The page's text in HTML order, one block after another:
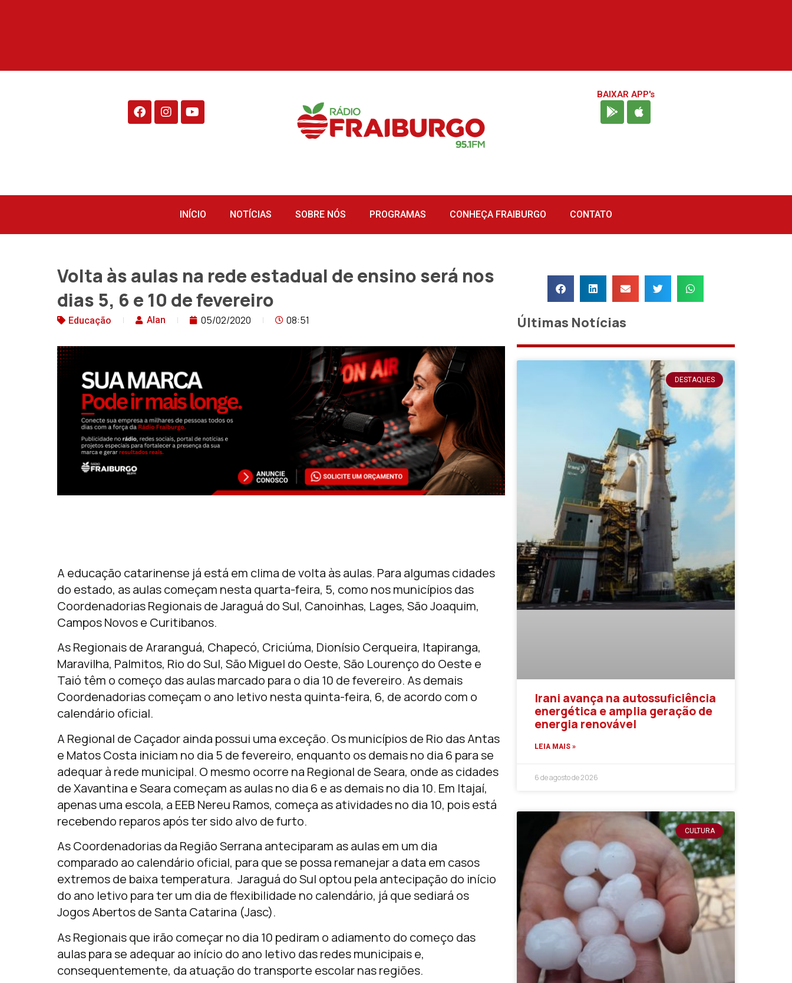
BAIXAR APP's
INÍCIO NOTÍCIAS SOBRE NÓS PROGRAMAS CONHEÇA FRAIBURGO CONTATO
Volta às aulas na rede estadual de ensino será nos
dias 5, 6 e 10 de fevereiro
Educação Alan 05/02/2020 08:51
A educação catarinense já está em clima de volta às aulas. Para algumas cidades
do estado, as aulas começam nesta quarta-feira, 5, como nos municípios das
Coordenadorias Regionais de Jaraguá do Sul, Canoinhas, Lages, São Joaquim,
Campos Novos e Curitibanos.
As Regionais de Araranguá, Chapecó, Criciúma, Dionísio Cerqueira, Itapiranga,
Maravilha, Palmitos, Rio do Sul, São Miguel do Oeste, São Lourenço do Oeste e
Taió têm o começo das aulas marcado para o dia 10 de fevereiro. As demais
Coordenadorias começam o ano letivo nesta quinta-feira, 6, de acordo com o
calendário oficial.
A Regional de Caçador ainda possui uma exceção. Os municípios de Rio das Antas
e Matos Costa iniciam no dia 5 de fevereiro, enquanto os demais no dia 6 para se
adequar à rede municipal. O mesmo ocorre na Regional de Seara, onde as cidades
de Xavantina e Seara começam as aulas no dia 6 e as demais no dia 10. Em Itajaí,
apenas uma escola, a EEB Nereu Ramos, começa as atividades no dia 10, pois está
recebendo reparos após ter sido alvo de furto.
As Coordenadorias da Região Serrana anteciparam as aulas em um dia
comparado ao calendário oficial, para que se possa remanejar a data em casos
extremos de baixa temperatura. Jaraguá do Sul optou pela antecipação do início
do ano letivo para ter um dia de flexibilidade no calendário, já que sediará os
Jogos Abertos de Santa Catarina (Jasc).
As Regionais que irão começar no dia 10 pediram o adiamento do começo das
aulas para se adequar ao início do ano letivo das redes municipais e,
consequentemente, da atuação do transporte escolar nas regiões.
Últimas Notícias
DESTAQUES
Irani avança na autossuficiência
energética e amplia geração de
energia renovável
LEIA MAIS »
6 de agosto de 2026
CULTURA